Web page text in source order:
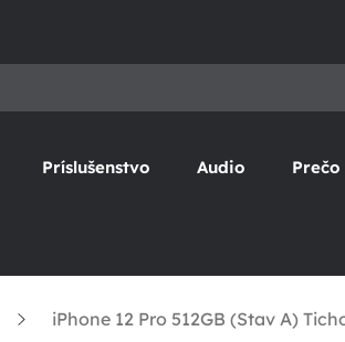
Príslušenstvo Audio
iPhone 12 Pro 512GB (Stav A)